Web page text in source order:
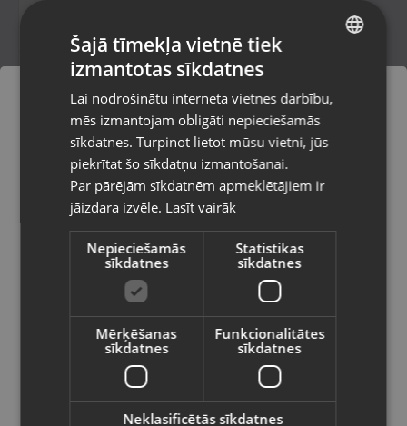
Sudraba kulons
Liepāja, Lielā iela 4
Stāvoklis Restaurēts (Garantija 24 mēneši)
4.00€
Sudrabs Kulons
Pasūtījumi tiks piegādāti uz
izvēlēto valsti
Vietnes saturs būs attēlots izvēlētajā
valodā
Valsts
Latviešu / Latvian
RUSSIAN
Šajā tīmekļa vietnē tiek
izmantotas sīkdatnes
Lai nodrošinātu interneta vietnes darbību,
mēs izmantojam obligāti nepieciešamās
sīkdatnes. Turpinot lietot mūsu vietni, jūs
piekrītat šo sīkdatņu izmantošanai.
Par pārējām sīkdatnēm apmeklētājiem ir
jāizdara izvēle. Lasīt vairāk
Nepieciešamās
sīkdatnes
Statistikas
sīkdatnes
Mērķēšanas
sīkdatnes
Funkcionalitātes
sīkdatnes
Neklasificētās sīkdatnes